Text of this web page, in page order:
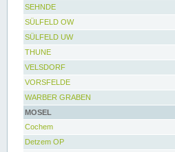
SEHNDE
SÜLFELD OW
SÜLFELD UW
THUNE
VELSDORF
VORSFELDE
WARBER GRABEN
MOSEL
Cochem
Detzem OP